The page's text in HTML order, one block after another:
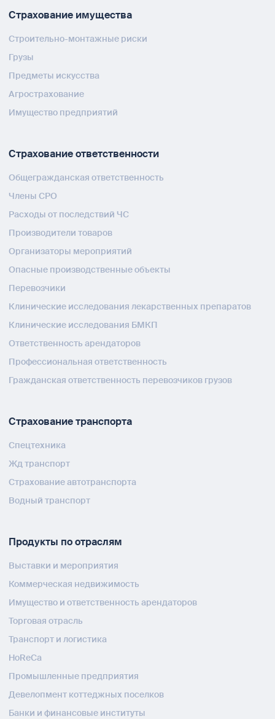
Страхование имущества
Строительно-монтажные риски
Грузы
Предметы искусства
Агрострахование
Имущество предприятий
Страхование ответственности
Общегражданская ответственность
Члены СРО
Расходы от последствий ЧС
Производители товаров
Организаторы мероприятий
Опасные производственные объекты
Перевозчики
Клинические исследования лекарственных препаратов
Клинические исследования БМКП
Ответственность арендаторов
Профессиональная ответственность
Гражданская ответственность перевозчиков грузов
Страхование транспорта
Спецтехника
Жд транспорт
Страхование автотранспорта
Водный транспорт
Продукты по отраслям
Выставки и мероприятия
Коммерческая недвижимость
Имущество и ответственность арендаторов
Торговая отрасль
Транспорт и логистика
HoReCa
Промышленные предприятия
Девелопмент коттеджных поселков
Банки и финансовые институты